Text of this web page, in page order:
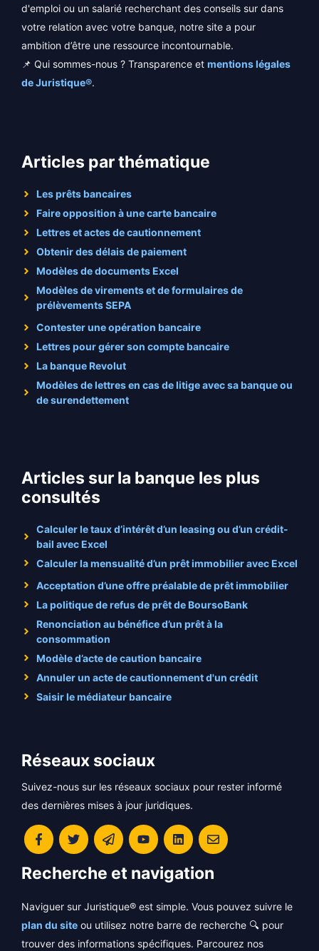
d'emploi ou un salarié recherchant des conseils sur dans
votre relation avec votre banque, notre site a pour
ambition d’être une ressource incontournable.
📌 Qui sommes-nous ? Transparence et mentions légales
de Juristique®.
Articles par thématique
Les prêts bancaires
Faire opposition à une carte bancaire
Lettres et actes de cautionnement
Obtenir des délais de paiement
Modèles de documents Excel
Modèles de virements et de formulaires de
prélèvements SEPA
Contester une opération bancaire
Lettres pour gérer son compte bancaire
La banque Revolut
Modèles de lettres en cas de litige avec sa banque ou
de surendettement
Articles sur la banque les plus
consultés
Calculer le taux d’intérêt d’un leasing ou d’un crédit-
bail avec Excel
Calculer la mensualité d’un prêt immobilier avec Excel
Acceptation d’une offre préalable de prêt immobilier
La politique de refus de prêt de BoursoBank
Renonciation au bénéfice d’un prêt à la
consommation
Modèle d’acte de caution bancaire
Annuler un acte de cautionnement d'un crédit
Saisir le médiateur bancaire
Réseaux sociaux
Suivez-nous sur les réseaux sociaux pour rester informé
des dernières mises à jour juridiques.
Recherche et navigation
Naviguer sur Juristique® est simple. Vous pouvez suivre le
plan du site ou utilisez notre barre de recherche 🔍 pour
trouver des informations spécifiques. Parcourez nos